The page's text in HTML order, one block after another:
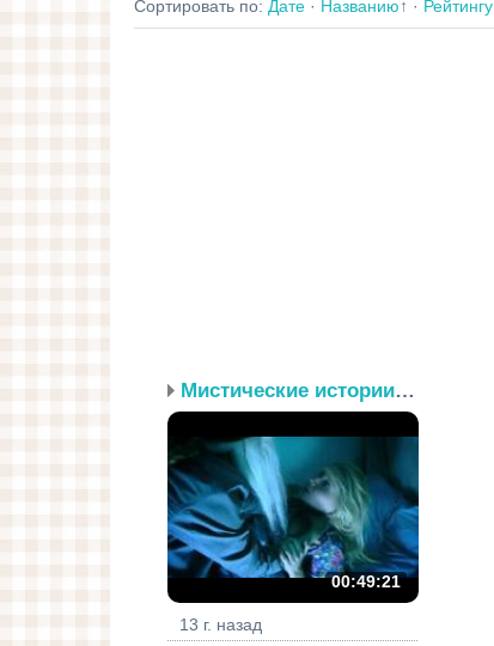
Сортировать по: Дате · Названию↑ · Рейтингу
Мистические истории. Эп...
00:49:21
13 г. назад